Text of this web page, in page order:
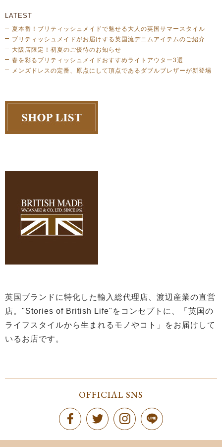
LATEST
夏本番！ブリティッシュメイドで魅せる大人の英国サマースタイル
ブリティッシュメイドがお届けする英国流デニムアイテムのご紹介
大阪店限定！初夏のご優待のお知らせ
春を彩るブリティッシュメイドおすすめライトアウター3選
メンズドレスの定番、原点にして頂点であるダブルブレザーが新登場
英国ブランドに特化した輸入総代理店、渡辺産業の直営
店。"Stories of British Life"をコンセプトに、「英国の
ライフスタイルから生まれるモノやコト」をお届けして
いるお店です。
OFFICIAL SNS